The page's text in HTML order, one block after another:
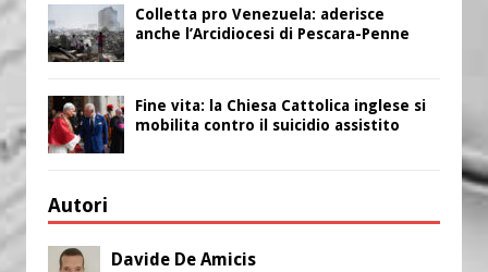
Colletta pro Venezuela: aderisce
anche l’Arcidiocesi di Pescara-Penne
Fine vita: la Chiesa Cattolica inglese si
mobilita contro il suicidio assistito
Autori
Davide De Amicis